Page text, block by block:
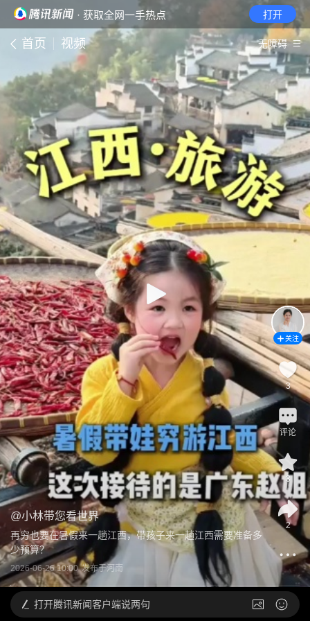
· 获取全网一手热点 打开
首页 视频 无障碍
@小林带您看世界
再穷也要在暑假来一趟江西，带孩子来一趟江西需要准备多
少预算？
2026-06-26 10:00 发布于河南
关注
3
评论
3
2
打开腾讯新闻客户端说两句